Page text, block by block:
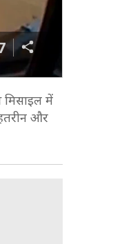
मिसाइल में
और